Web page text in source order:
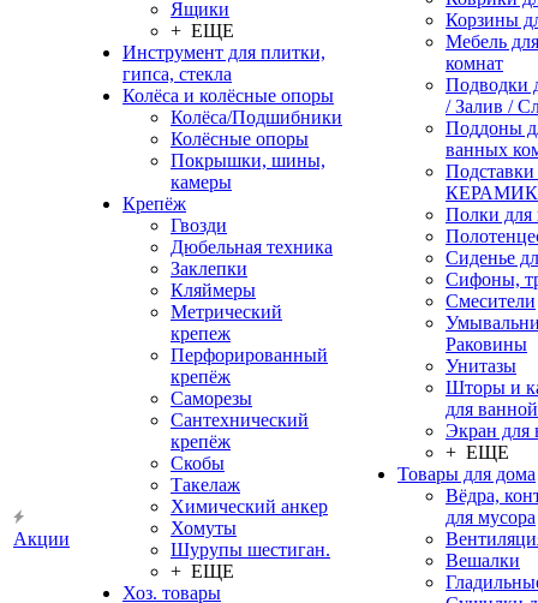
Акции
Ящики
+ ЕЩЕ
Инструмент для плитки,
гипса, стекла
Колёса и колёсные опоры
Колёса/Подшибники
Колёсные опоры
Покрышки, шины,
камеры
Крепёж
Гвозди
Дюбельная техника
Заклепки
Кляймеры
Метрический
крепеж
Перфорированный
крепёж
Саморезы
Сантехнический
крепёж
Скобы
Такелаж
Химический анкер
Хомуты
Шурупы шестиган.
+ ЕЩЕ
Хоз. товары
Корзины
Мебель
комнат
Подводки
/ Залив /
Поддоны
ванных
Полки для
Сиденье
Сифоны,
Смесители
Раковины
Унитазы
Шторы и
для ванной
Экран для
+ ЕЩЕ
Товары для дома
Вёдра,
для мусора
Вешалки